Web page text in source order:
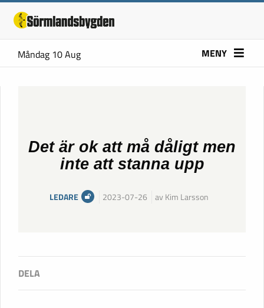
Måndag 10 Aug MENY
Det är ok att må dåligt men
inte att stanna upp
LEDARE 2023-07-26 av Kim Larsson